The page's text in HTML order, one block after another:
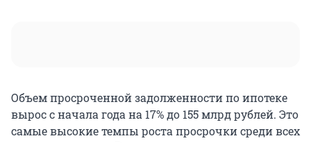
Объем просроченной задолженности по ипотеке
вырос с начала года на 17% до 155 млрд рублей. Это
самые высокие темпы роста просрочки среди всех